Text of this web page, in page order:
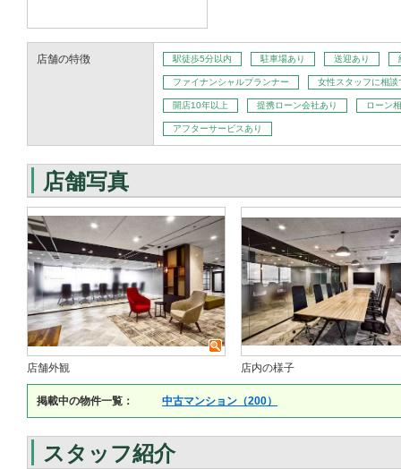
店舗の特徴 駅徒歩5分以内 駐車場あり 送迎あり
ファイナンシャルプランナー 女性スタッフに相談
開店10年以上 提携ローン会社あり ローン
アフターサービスあり
店舗写真
店舗外観 店内の様子
掲載中の物件一覧： 中古マンション（200）
スタッフ紹介